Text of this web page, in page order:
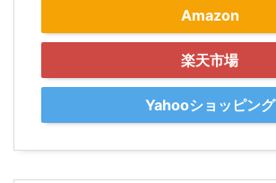
Amazon
楽天市場
Yahooショッピング